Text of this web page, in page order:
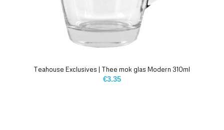
Teahouse Exclusives | Thee mok glas Modern 310ml
€3.35